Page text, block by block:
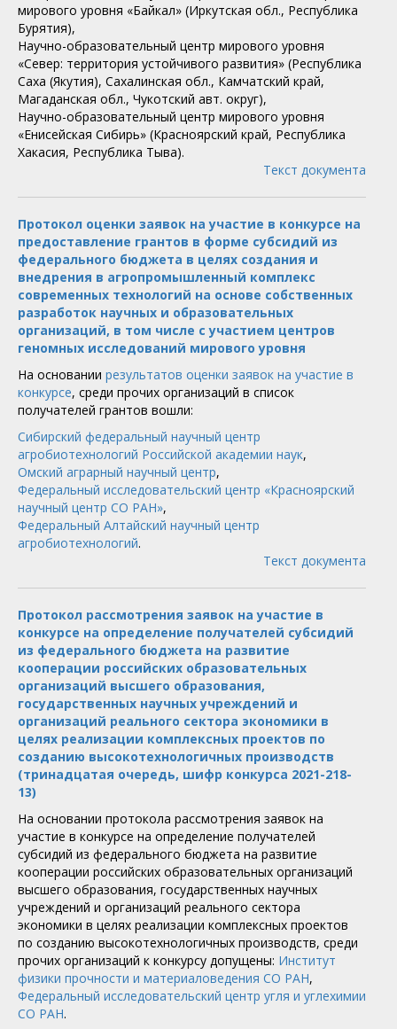
мирового уровня «Байкал» (Иркутская обл., Республика
Бурятия),
Научно-образовательный центр мирового уровня
«Север: территория устойчивого развития» (Республика
Саха (Якутия), Сахалинская обл., Камчатский край,
Магаданская обл., Чукотский авт. округ),
Научно-образовательный центр мирового уровня
«Енисейская Сибирь» (Красноярский край, Республика
Хакасия, Республика Тыва).
Текст документа
Протокол оценки заявок на участие в конкурсе на
предоставление грантов в форме субсидий из
федерального бюджета в целях создания и
внедрения в агропромышленный комплекс
современных технологий на основе собственных
разработок научных и образовательных
организаций, в том числе с участием центров
геномных исследований мирового уровня
На основании результатов оценки заявок на участие в
конкурсе, среди прочих организаций в список
получателей грантов вошли:
Сибирский федеральный научный центр
агробиотехнологий Российской академии наук,
Омский аграрный научный центр,
Федеральный исследовательский центр «Красноярский
научный центр СО РАН»,
Федеральный Алтайский научный центр
агробиотехнологий.
Текст документа
Протокол рассмотрения заявок на участие в
конкурсе на определение получателей субсидий
из федерального бюджета на развитие
кооперации российских образовательных
организаций высшего образования,
государственных научных учреждений и
организаций реального сектора экономики в
целях реализации комплексных проектов по
созданию высокотехнологичных производств
(тринадцатая очередь, шифр конкурса 2021-218-
13)
На основании протокола рассмотрения заявок на
участие в конкурсе на определение получателей
субсидий из федерального бюджета на развитие
кооперации российских образовательных организаций
высшего образования, государственных научных
учреждений и организаций реального сектора
экономики в целях реализации комплексных проектов
по созданию высокотехнологичных производств, среди
прочих организаций к конкурсу допущены: Институт
физики прочности и материаловедения СО РАН,
Федеральный исследовательский центр угля и углехимии
СО РАН.